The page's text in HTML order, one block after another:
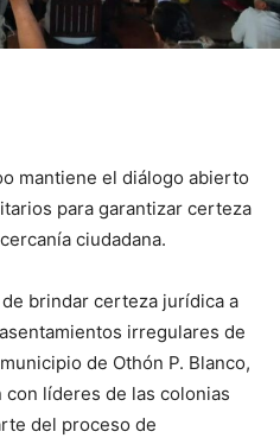
mantiene el diálogo abierto
para garantizar certeza
ciudadana.
brindar certeza jurídica a
irregulares de
de Othón P. Blanco,
líderes de las colonias
del proceso de